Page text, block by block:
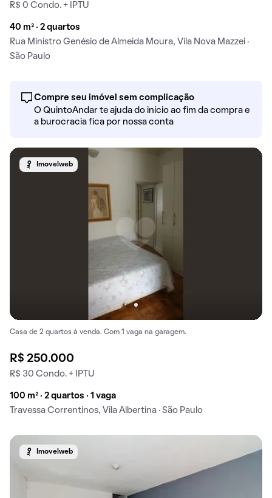
R$ 0 Condo. + IPTU
40 m² · 2 quartos
Rua Ministro Genésio de Almeida Moura, Vila Nova Mazzei ·
São Paulo
Compre seu imóvel sem complicação
O QuintoAndar te ajuda do início ao fim da compra e
a burocracia fica por nossa conta
Imovelweb
Casa de 2 quartos à venda. Com 1 vaga na garagem.
R$ 250.000
R$ 30 Condo. + IPTU
100 m² · 2 quartos · 1 vaga
Travessa Correntinos, Vila Albertina · São Paulo
Imovelweb